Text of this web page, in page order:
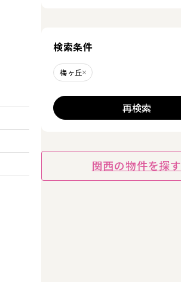
検索条件
梅ヶ丘削除する
再検索
関西の物件を探す